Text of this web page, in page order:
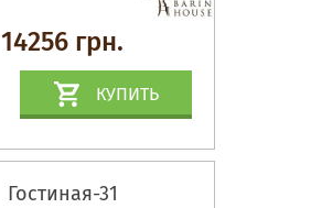
14256 грн.
КУПИТЬ
Гостиная-31